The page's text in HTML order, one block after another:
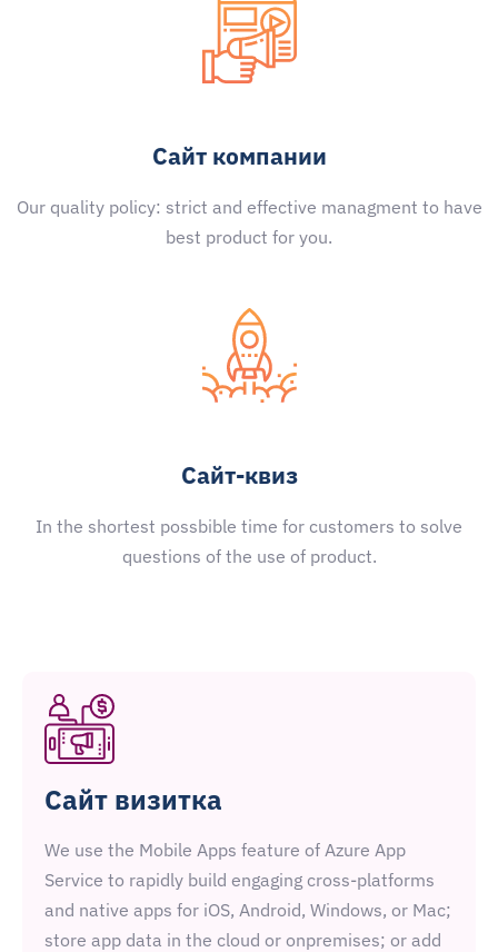
Сайт компании
Our quality policy: strict and effective managment to have
best product for you.
Сайт-квиз
In the shortest possbible time for customers to solve
questions of the use of product.
Сайт визитка
We use the Mobile Apps feature of Azure App
Service to rapidly build engaging cross-platforms
and native apps for iOS, Android, Windows, or Mac;
store app data in the cloud or onpremises; or add